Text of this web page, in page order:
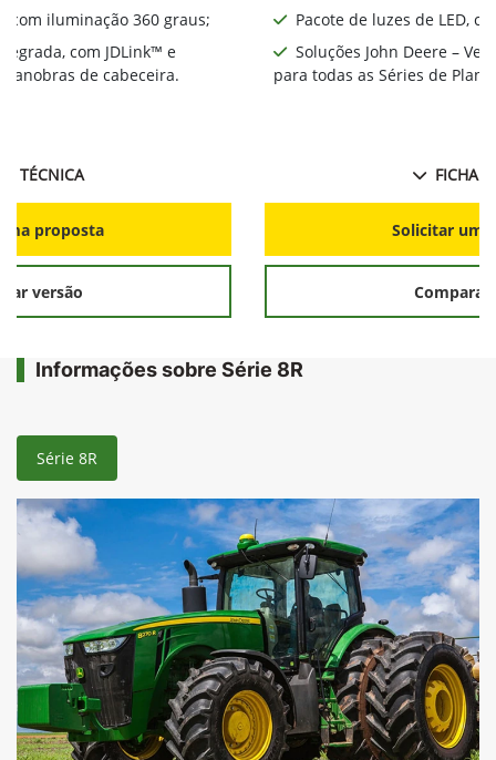
com iluminação 360 graus;
com JDLink™ e
de cabeceira.
TÉCNICA
proposta
versão
Pacote de luzes de LED,
Soluções John Deere –
para todas as Séries de
FICHA
Solicitar
Comparar
Informações sobre Série 8R
Série 8R